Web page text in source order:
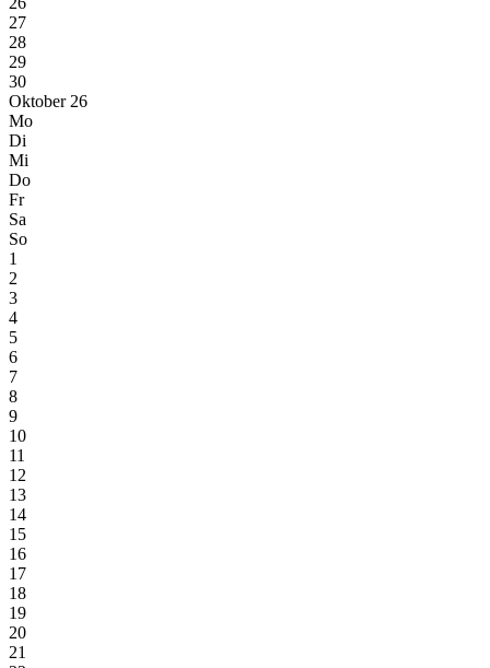
27
28
29
30
Oktober 26
Mo
Di
Mi
Do
Fr
Sa
So
1
2
3
4
5
6
7
8
9
10
11
12
13
14
15
16
17
18
19
20
21